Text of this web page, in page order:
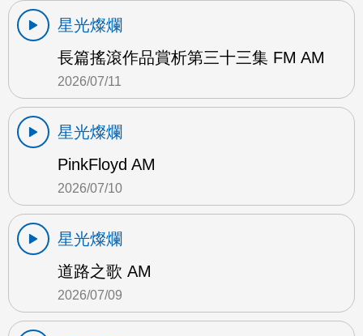
星光燦爛
長篇搖滾作品賞析第三十三集 FM AM
2026/07/11
星光燦爛
PinkFloyd AM
2026/07/10
星光燦爛
道路之歌 AM
2026/07/09